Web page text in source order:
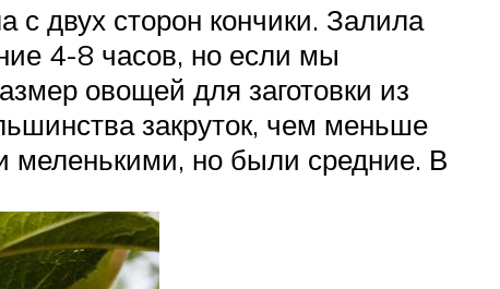
двух сторон кончики. Залила
4-8 часов, но если мы
овощей для заготовки из
закруток, чем меньше
меленькими, но были средние. В